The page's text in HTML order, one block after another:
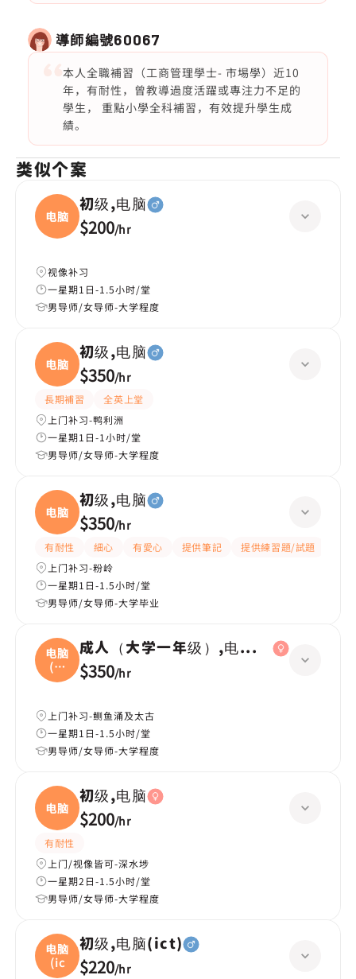
導師編號60067
本人全職補習（工商管理學士- 市埸學）近10
年，有耐性，曾教導過度活躍或專注力不足的
學生， 重點小學全科補習，有效提升學生成
績。
类似个案
电脑
初级,电脑
$200/hr
视像补习
一星期1日-1.5小时/堂
男导师/女导师-大学程度
电脑
初级,电脑
$350/hr
長期補習
全英上堂
上门补习-鸭利洲
一星期1日-1小时/堂
男导师/女导师-大学程度
电脑
初级,电脑
$350/hr
有耐性 細心 有愛心 提供筆記 提供練習題/試題
上门补习-粉岭
一星期1日-1.5小时/堂
男导师/女导师-大学毕业
电脑
(大
學
成人（大学一年级）,电脑(大學Year1
$350/hr
上门补习-鲗鱼涌及太古
一星期1日-1.5小时/堂
男导师/女导师-大学程度
电脑
初级,电脑
$200/hr
有耐性
上门/视像皆可-深水埗
一星期2日-1.5小时/堂
男导师/女导师-大学程度
电脑
(ic
初级,电脑(ict)
$220/hr